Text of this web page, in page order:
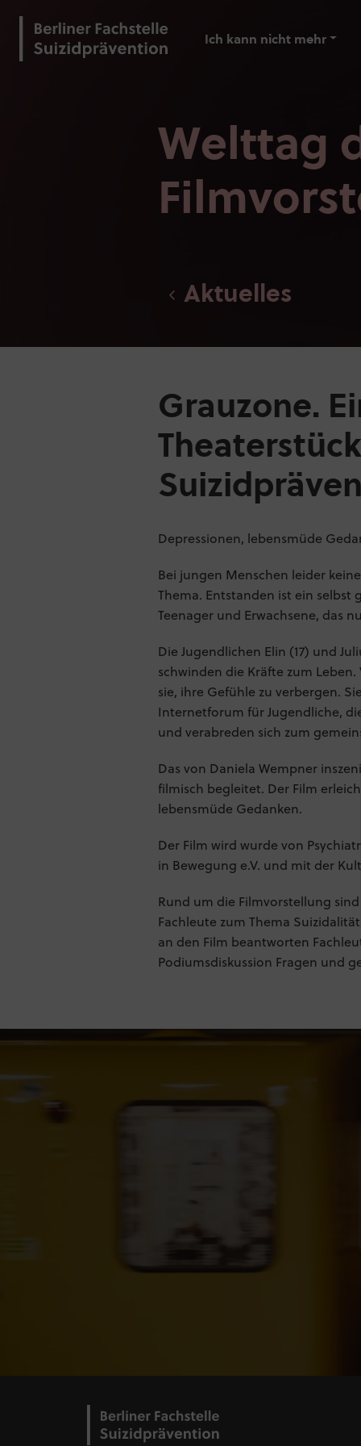
Ich kann nicht mehr
Welttag
Aktuelles
Grauzone.
Depressionen, lebensmüde
Bei jungen Menschen leider
Thema. Entstanden ist ein selbst
Teenager und Erwachsene, das
Die Jugendlichen Elin (17) und
schwinden die Kräfte zum
sie, ihre Gefühle zu verbergen.
Internetforum für Jugendliche,
und verabreden sich zum
Das von Daniela Wempner
filmisch begleitet. Der Film
lebensmüde Gedanken.
Der Film wird wurde von
in Bewegung e.V. und mit der
Rund um die Filmvorstellung
Fachleute zum Thema
an den Film beantworten
Podiumsdiskussion Fragen und